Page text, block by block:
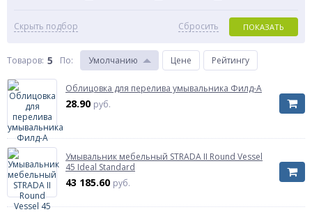
Скрыть подбор ПОКАЗАТЬ
Сбросить
Товаров: 5 По: Умолчанию Цене Рейтингу
Облицовка для перелива умывальника Филд-А
28.90 руб.
Умывальник мебельный STRADA II Round Vessel
45 Ideal Standard
43 185.60 руб.